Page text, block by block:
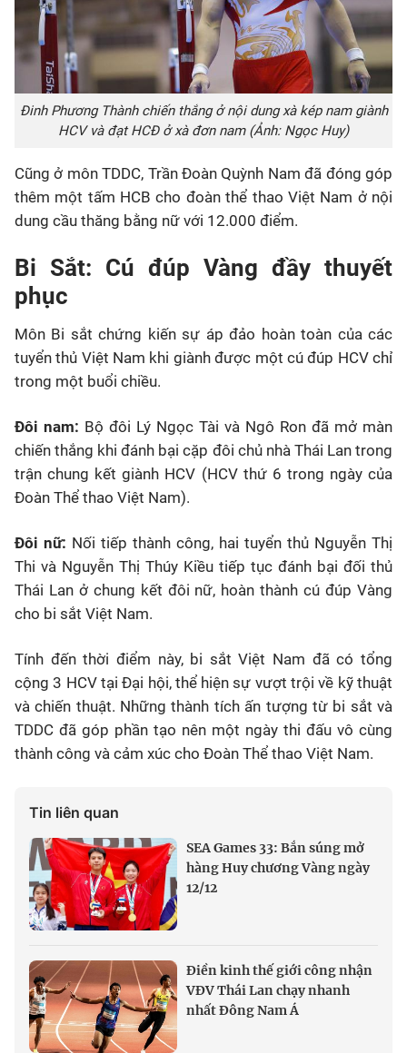
Đinh Phương Thành chiến thắng ở nội dung xà kép nam giành
HCV và đạt HCĐ ở xà đơn nam (Ảnh: Ngọc Huy)
Cũng ở môn TDDC, Trần Đoàn Quỳnh Nam đã đóng góp
thêm một tấm HCB cho đoàn thể thao Việt Nam ở nội
dung cầu thăng bằng nữ với 12.000 điểm.
Bi Sắt: Cú đúp Vàng đầy thuyết
phục
Môn Bi sắt chứng kiến sự áp đảo hoàn toàn của các
tuyển thủ Việt Nam khi giành được một cú đúp HCV chỉ
trong một buổi chiều.
Đôi nam: Bộ đôi Lý Ngọc Tài và Ngô Ron đã mở màn
chiến thắng khi đánh bại cặp đôi chủ nhà Thái Lan trong
trận chung kết giành HCV (HCV thứ 6 trong ngày của
Đoàn Thể thao Việt Nam).
Đôi nữ: Nối tiếp thành công, hai tuyển thủ Nguyễn Thị
Thi và Nguyễn Thị Thúy Kiều tiếp tục đánh bại đối thủ
Thái Lan ở chung kết đôi nữ, hoàn thành cú đúp Vàng
cho bi sắt Việt Nam.
Tính đến thời điểm này, bi sắt Việt Nam đã có tổng
cộng 3 HCV tại Đại hội, thể hiện sự vượt trội về kỹ thuật
và chiến thuật. Những thành tích ấn tượng từ bi sắt và
TDDC đã góp phần tạo nên một ngày thi đấu vô cùng
thành công và cảm xúc cho Đoàn Thể thao Việt Nam.
Tin liên quan
SEA Games 33: Bắn súng mở
hàng Huy chương Vàng ngày
12/12
Điền kinh thế giới công nhận
VĐV Thái Lan chạy nhanh
nhất Đông Nam Á